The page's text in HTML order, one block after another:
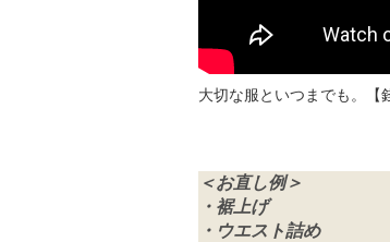
大切な服といつまでも。
＜お直し例＞
・裾上げ
・ウエスト詰め